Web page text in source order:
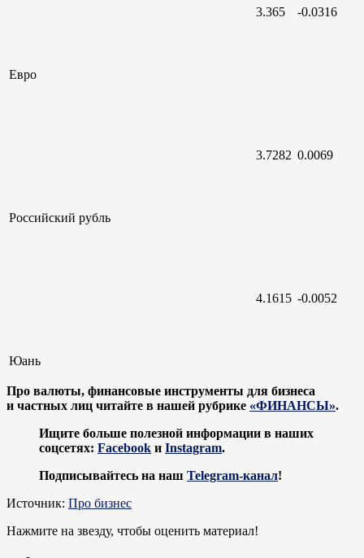
Евро
3.365 -0.0316
Российский рубль
3.7282 0.0069
Юань
4.1615 -0.0052
Про валюты, финансовые инструменты для бизнеса
и частных лиц читайте в нашей рубрике «ФИНАНСЫ».
Ищите больше полезной информации в наших
соцсетях: Facebook и Instagram.
Подписывайтесь на наш Telegram-канал!
Источник: Про бизнес
Нажмите на звезду, чтобы оценить материал!